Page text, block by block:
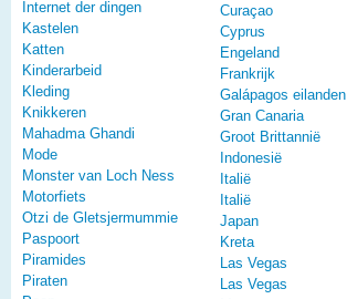
Internet der dingen
Kastelen
Katten
Kinderarbeid
Kleding
Knikkeren
Mahadma Ghandi
Mode
Monster van Loch Ness
Motorfiets
Otzi de Gletsjermummie
Paspoort
Piramides
Piraten
Curaçao
Cyprus
Engeland
Frankrijk
Galápagos eilanden
Gran Canaria
Groot Brittannië
Indonesië
Italië
Italië
Japan
Kreta
Las Vegas
Las Vegas